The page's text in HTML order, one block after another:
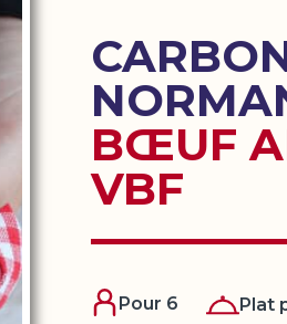
BŒUF
VBF
Pour 6 Plat